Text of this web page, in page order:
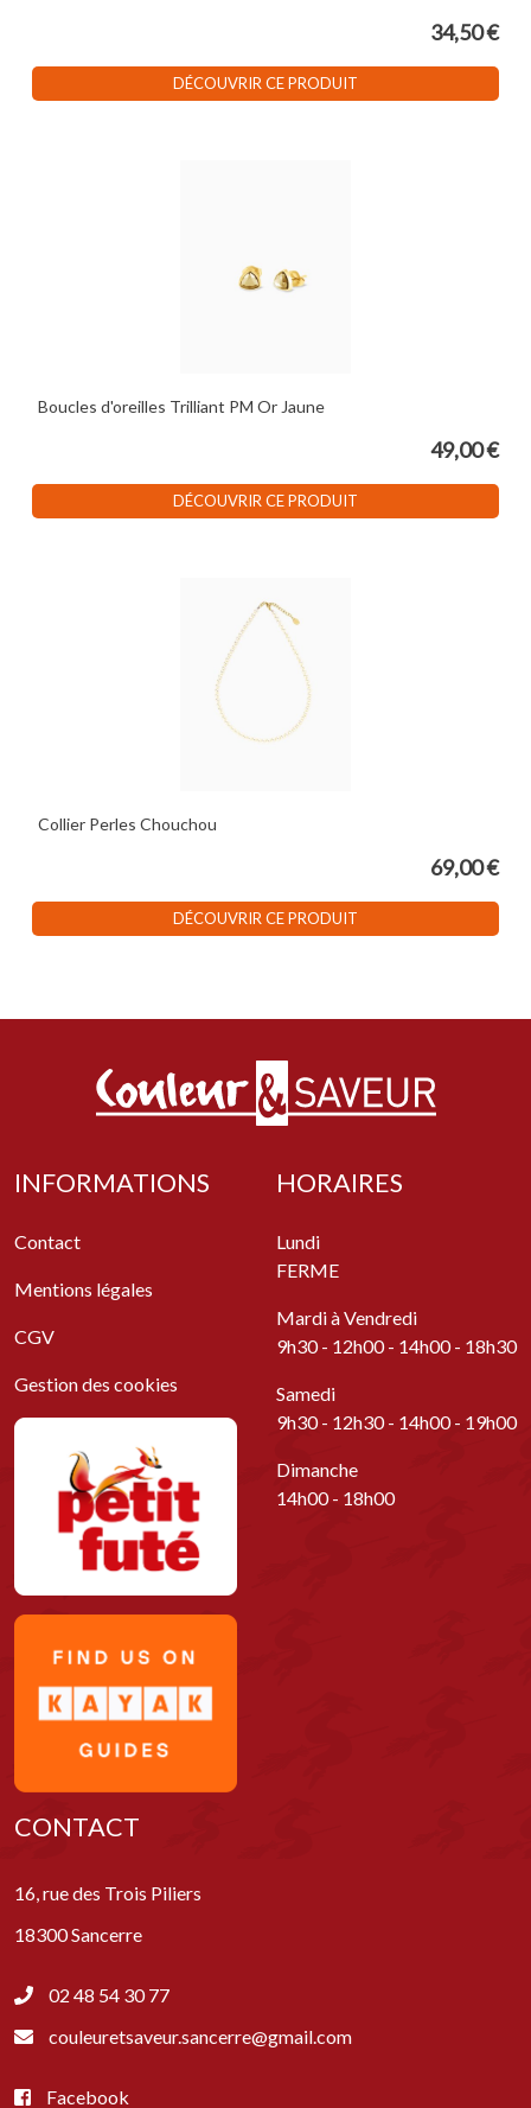
34,50 €
DÉCOUVRIR CE PRODUIT
Boucles d'oreilles Trilliant PM Or Jaune
49,00 €
DÉCOUVRIR CE PRODUIT
Collier Perles Chouchou
69,00 €
DÉCOUVRIR CE PRODUIT
INFORMATIONS
Contact
Mentions légales
CGV
Gestion des cookies
HORAIRES
Lundi
FERME
Mardi à Vendredi
9h30 - 12h00 - 14h00 - 18h30
Samedi
9h30 - 12h30 - 14h00 - 19h00
Dimanche
14h00 - 18h00
CONTACT
16, rue des Trois Piliers
18300 Sancerre
02 48 54 30 77
couleuretsaveur.sancerre@gmail.com
Facebook